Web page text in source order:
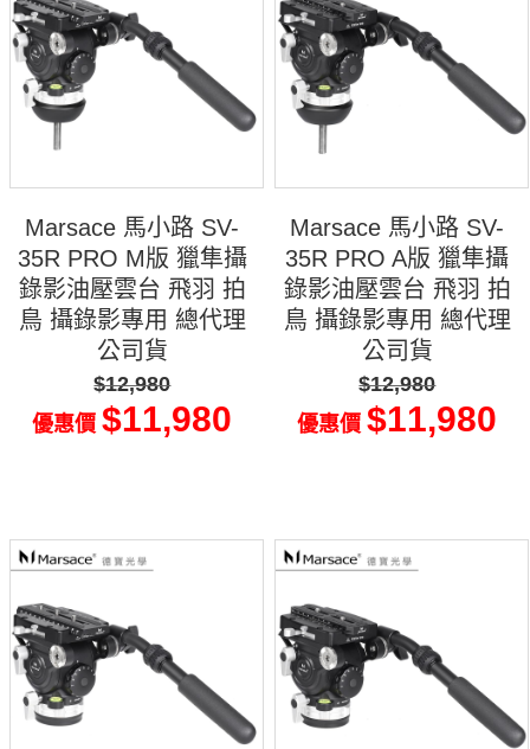
Marsace 馬小路 SV-
35R PRO M版 獵隼攝
錄影油壓雲台 飛羽 拍
鳥 攝錄影專用 總代理
公司貨
$12,980
優惠價$11,980
Marsace 馬小路 SV-
35R PRO A版 獵隼攝
錄影油壓雲台 飛羽 拍
鳥 攝錄影專用 總代理
公司貨
$12,980
優惠價$11,980